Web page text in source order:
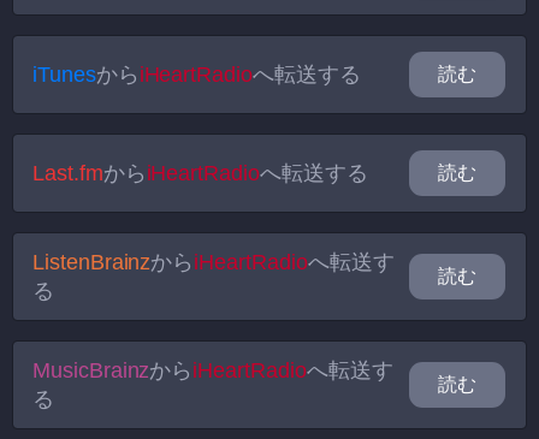
iTunesから iHeartRadioへ転送する 読む
Last.fmから iHeartRadioへ転送する 読む
ListenBrainzから iHeartRadioへ転送す
る
読む
MusicBrainzから iHeartRadioへ転送す
る
読む